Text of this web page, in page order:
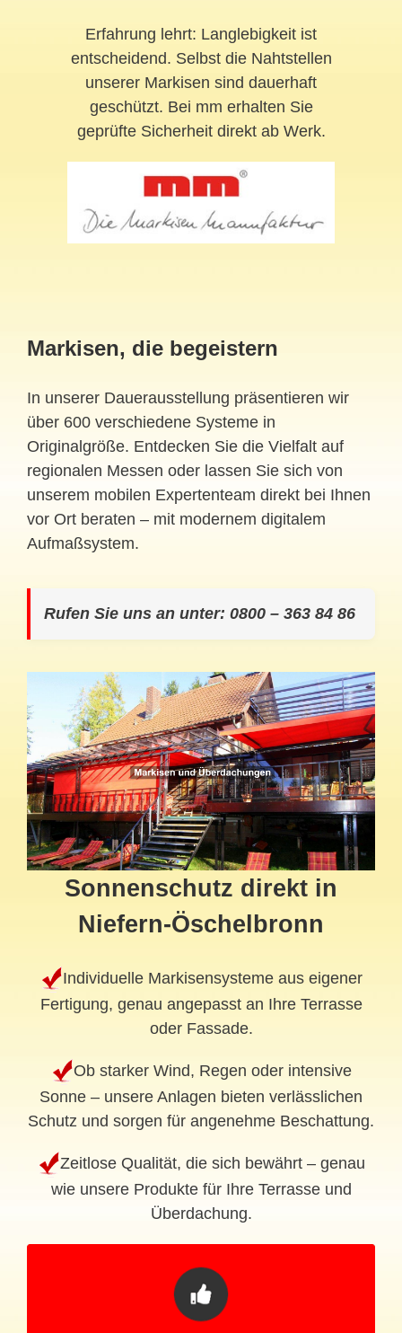
Erfahrung lehrt: Langlebigkeit ist
entscheidend. Selbst die Nahtstellen
unserer Markisen sind dauerhaft
geschützt. Bei mm erhalten Sie
geprüfte Sicherheit direkt ab Werk.
Markisen, die begeistern
In unserer Dauerausstellung präsentieren wir
über 600 verschiedene Systeme in
Originalgröße. Entdecken Sie die Vielfalt auf
regionalen Messen oder lassen Sie sich von
unserem mobilen Expertenteam direkt bei Ihnen
vor Ort beraten – mit modernem digitalem
Aufmaßsystem.
Rufen Sie uns an unter: 0800 – 363 84 86
Sonnenschutz direkt in
Niefern-Öschelbronn
Individuelle Markisensysteme aus eigener
Fertigung, genau angepasst an Ihre Terrasse
oder Fassade.
Ob starker Wind, Regen oder intensive
Sonne – unsere Anlagen bieten verlässlichen
Schutz und sorgen für angenehme Beschattung.
Zeitlose Qualität, die sich bewährt – genau
wie unsere Produkte für Ihre Terrasse und
Überdachung.